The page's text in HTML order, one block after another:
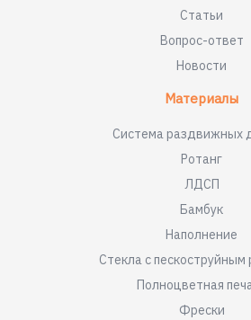
Статьи
Вопрос-ответ
Новости
Материалы
Система раздвижных
Ротанг
ЛДСП
Бамбук
Наполнение
Стекла с пескоструйным
Полноцветная
Фрески